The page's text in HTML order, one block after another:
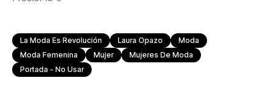
La Moda Es Revolución Laura Opazo
Moda
Moda Femenina
Mujer
Mujeres De Moda
Portada - No Usar